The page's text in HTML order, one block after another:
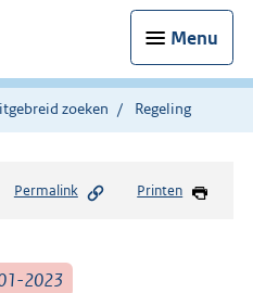
Menu
zoeken Regeling
Permalink Printen
2023